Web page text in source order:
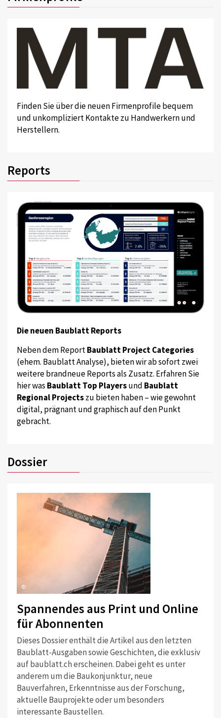
Finden Sie über die neuen Firmenprofile bequem
und unkompliziert Kontakte zu Handwerkern und
Herstellern.
Reports
Die neuen Baublatt Reports
Neben dem ReportBaublatt Project Categories
(ehem. Baublatt Analyse), bieten wir ab sofort zwei
weitere brandneue Reports als Zusatz. Erfahren Sie
hier was Baublatt Top Playersund Baublatt
Regional Projectszu bieten haben – wie gewohnt
digital, prägnant und graphisch auf den Punkt
gebracht.
Dossier
©
Spannendes aus Print und Online
für Abonnenten
Dieses Dossier enthält die Artikel aus den letzten
Baublatt-Ausgaben sowie Geschichten, die exklusiv
auf baublatt.ch erscheinen. Dabei geht es unter
anderem um die Baukonjunktur, neue
Bauverfahren, Erkenntnisse aus der Forschung,
aktuelle Bauprojekte oder um besonders
interessante Baustellen.